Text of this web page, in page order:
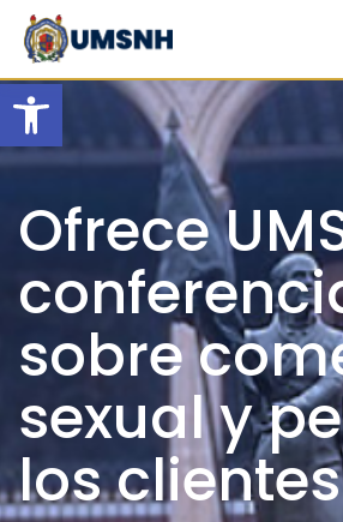
Open toolbar
Skip
content
Ofrece
sobre
sexual y
los clientes